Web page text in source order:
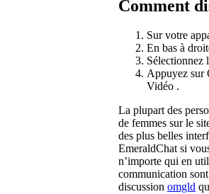
Comment
Sur votre
En bas à
Sélectionnez
Appuyez sur
Vidéo .
La plupart des
de femmes sur le
des plus belles
EmeraldChat si
n’importe qui en
communication
discussion omgld